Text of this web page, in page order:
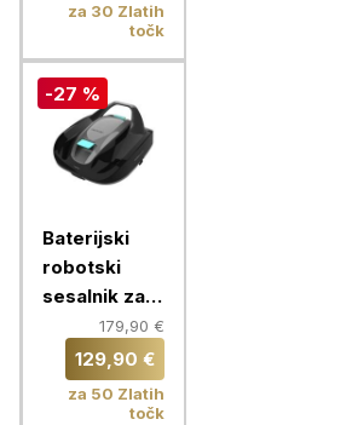
za 30 Zlatih
točk
-27 %
Baterijski
robotski
sesalnik za
Cecotec
Conga
Pooldroid
179,90 €
129,90 €
za 50 Zlatih
točk